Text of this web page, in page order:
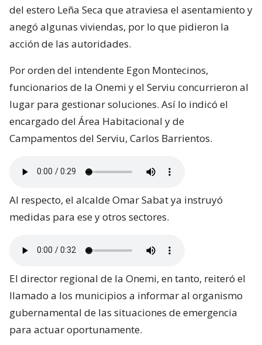
del estero Leña Seca que atraviesa el asentamiento y
anegó algunas viviendas, por lo que pidieron la
acción de las autoridades.
Por orden del intendente Egon Montecinos,
funcionarios de la Onemi y el Serviu concurrieron al
lugar para gestionar soluciones. Así lo indicó el
encargado del Área Habitacional y de
Campamentos del Serviu, Carlos Barrientos.
Al respecto, el alcalde Omar Sabat ya instruyó
medidas para ese y otros sectores.
El director regional de la Onemi, en tanto, reiteró el
llamado a los municipios a informar al organismo
gubernamental de las situaciones de emergencia
para actuar oportunamente.